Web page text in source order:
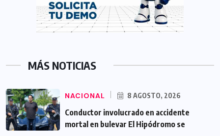
MÁS NOTICIAS
NACIONAL 8 AGOSTO, 2026
Conductor involucrado en accidente
mortal en bulevar El Hipódromo se